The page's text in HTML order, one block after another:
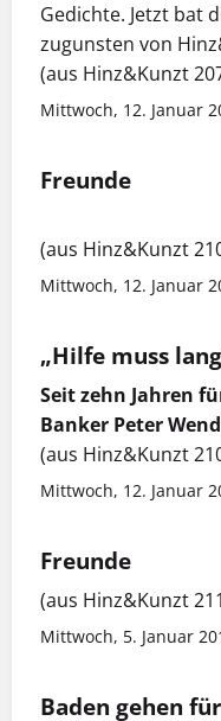
Gedichte. Jetzt bat
zugunsten von
(aus Hinz&Kunzt
Mittwoch, 12. Januar
Freunde
(aus Hinz&Kunzt
Mittwoch, 12. Januar
„Hilfe muss
Seit zehn Jahren
Banker Peter
(aus Hinz&Kunzt
Mittwoch, 12. Januar
Freunde
(aus Hinz&Kunzt
Mittwoch, 5. Januar
Baden gehen